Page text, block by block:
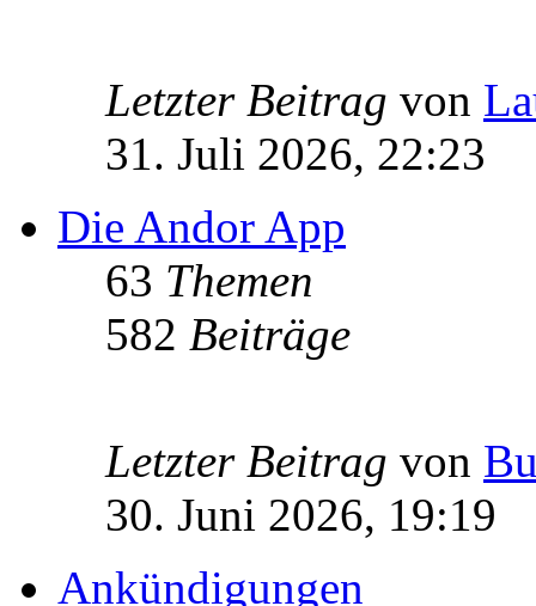
Letzter Beitrag von
31. Juli 2026, 22:23
Die Andor App
63 Themen
582 Beiträge
Letzter Beitrag von
30. Juni 2026, 19:19
Ankündigungen